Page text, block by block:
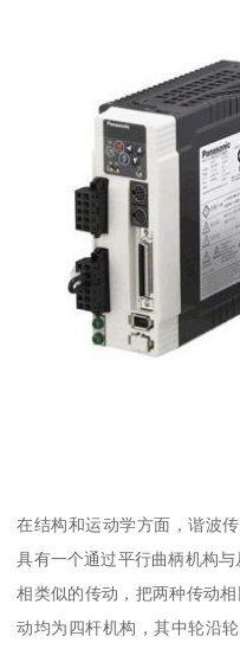
在结构和运动学方面，谐波
具有一个通过平行曲柄机构
相类似的传动，把两种传动
动均为四杆机构，其中轮沿